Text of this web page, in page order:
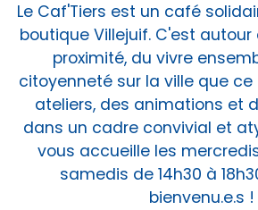
Le Caf'Tiers est un café
boutique Villejuif. C'est
proximité, du vivre
citoyenneté sur la ville que ce
ateliers, des animations et
dans un cadre convivial et
vous accueille les
samedis de 14h30 à
bienvenu.e.s !